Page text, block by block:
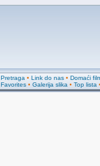
Pretraga • Link do nas• Domaći
Favorites • Galerija slika • Top lista